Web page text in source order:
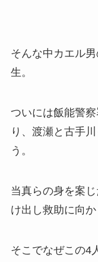
そんな中カエル
生。
ついには飯能警
り、渡瀬と古手
う。
当真らの身を案
け出し救助に向か
そこでなぜこの4